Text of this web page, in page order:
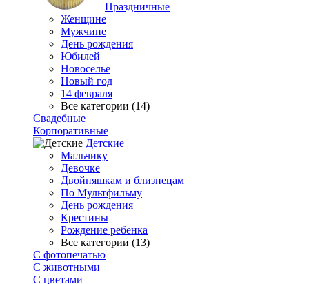
Праздничные
Женщине
Мужчине
День рождения
Юбилей
Новоселье
Новый год
14 февраля
Все категории (14)
Свадебные
Корпоративные
Детские
Мальчику
Девочке
Двойняшкам и близнецам
По Мультфильму
День рождения
Крестины
Рождение ребенка
Все категории (13)
С фотопечатью
C животными
С цветами